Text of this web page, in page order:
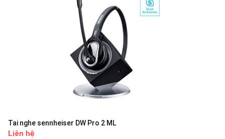
Tai nghe sennheiser DW Pro 2 ML
Liên hệ